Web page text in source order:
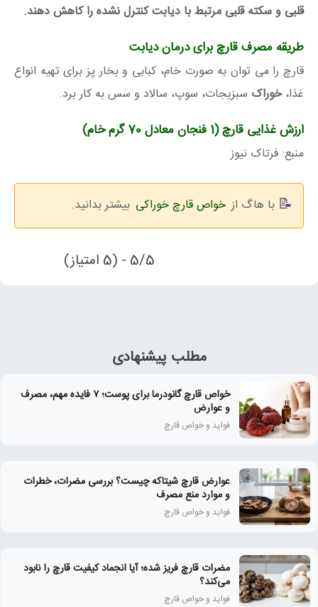
قلبی وسکته قلبی مرتبط با دیابت کنترل نشده را کاهش دهند.
طریقه مصرف قارچ برای درمان دیابت
قارچ را می توان به صورت خام، کبابی و بخار پز برای تهیه انواع
غذا،خوراک سبزیجات، سوپ، سالاد و سس به کار برد.
ارزش غذایی قارچ (1 فنجان معادل 70 گرم خام)
منبع: فرتاک نیوز
با هاگ از خواص قارچ خوراکی بیشتر بدانید.
5/5 - (5 امتیاز)
مطلب پیشنهادی
خواص قارچ گانودرما برای پوست؛ ۷ فایده مهم، مصرف
و عوارض
فواید و خواص قارچ
عوارض قارچ شیتاکه چیست؟ بررسی مضرات، خطرات
و موارد منع مصرف
فواید و خواص قارچ
مضرات قارچ فریز شده؛ آیا انجماد کیفیت قارچ را نابود
می‌کند؟
فواید و خواص قارچ